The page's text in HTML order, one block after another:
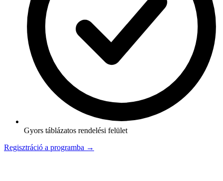
Gyors táblázatos rendelési felület
Regisztráció a programba →